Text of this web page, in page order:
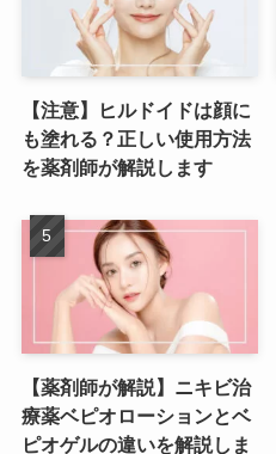
【注意】ヒルドイドは顔に
も塗れる？正しい使用方法
を薬剤師が解説します
【薬剤師が解説】ニキビ治
療薬ベピオローションとベ
ピオゲルの違いを解説しま